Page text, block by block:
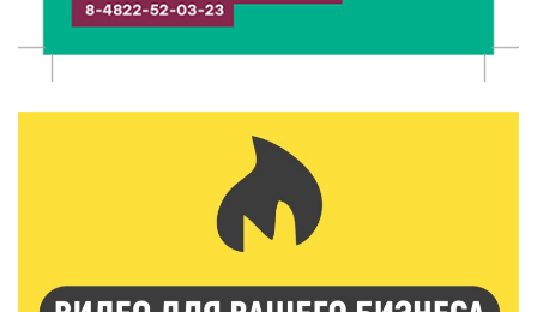
В Старице состоится бесплатный фестиваль
Как уберечься от клещей: рекомендации
Роспотребнадзора и текущая статистика
231
пройдут праздничные мероприятия